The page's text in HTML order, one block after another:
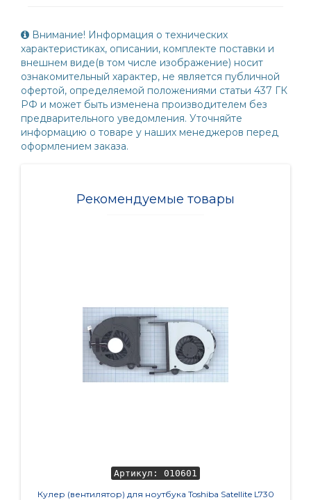
Внимание! Информация о технических
характеристиках, описании, комплекте поставки и
внешнем виде(в том числе изображение) носит
ознакомительный характер, не является публичной
офертой, определяемой положениями статьи 437 ГК
РФ и может быть изменена производителем без
предварительного уведомления. Уточняйте
информацию о товаре у наших менеджеров перед
оформлением заказа.
Рекомендуемые товары
Артикул: 010601
Кулер (вентилятор) для ноутбука Toshiba Satellite L730